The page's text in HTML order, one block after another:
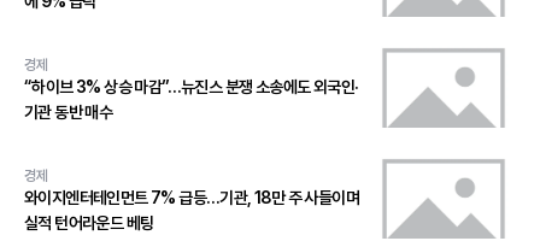
경제
“하이브 3% 상승 마감”…뉴진스 분쟁 소송에도 외국인·
기관 동반 매수
경제
와이지엔터테인먼트 7% 급등…기관, 18만 주 사들이며
실적 턴어라운드 베팅